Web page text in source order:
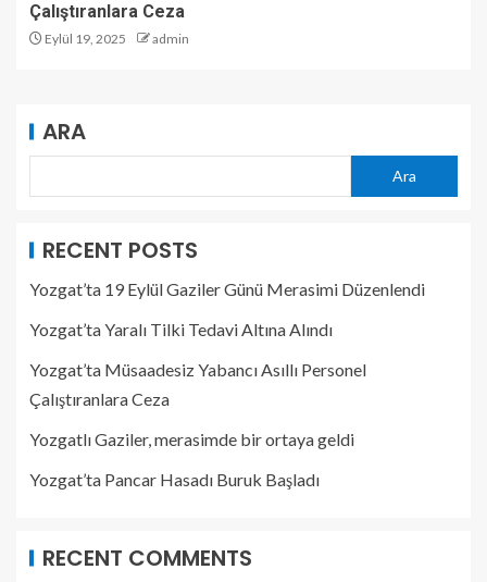
Çalıştıranlara Ceza
Eylül 19, 2025 admin
ARA
Ara
RECENT POSTS
Yozgat’ta 19 Eylül Gaziler Günü Merasimi Düzenlendi
Yozgat’ta Yaralı Tilki Tedavi Altına Alındı
Yozgat’ta Müsaadesiz Yabancı Asıllı Personel
Çalıştıranlara Ceza
Yozgatlı Gaziler, merasimde bir ortaya geldi
Yozgat’ta Pancar Hasadı Buruk Başladı
RECENT COMMENTS